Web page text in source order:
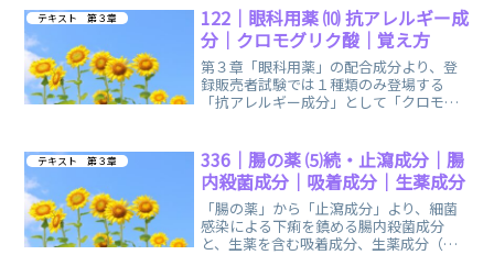
ト）から飛んで復習していただけます。
テキスト 第３章
122｜眼科用薬 ⑽ 抗アレルギー成
分｜クロモグリク酸｜覚え方
第３章「眼科用薬」の配合成分より、登
録販売者試験では１種類のみ登場する
「抗アレルギー成分」として「クロモグ
テキスト 第３章
336｜腸の薬 ⑸続・止瀉成分｜腸
内殺菌成分｜吸着成分｜生薬成分
「腸の薬」から「止瀉成分」より、細菌
感染による下痢を鎮める腸内殺菌成分
と、生薬を含む吸着成分、生薬成分（木